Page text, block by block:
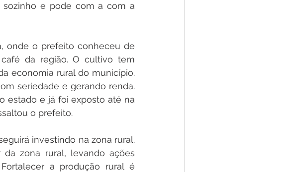
sozinho e pode com a com a
onde o prefeito conheceu de
da região. O cultivo tem
economia rural do município.
seriedade e gerando renda.
estado e já foi exposto até na
o prefeito.
investindo na zona rural.
zona rural, levando ações
a produção rural é